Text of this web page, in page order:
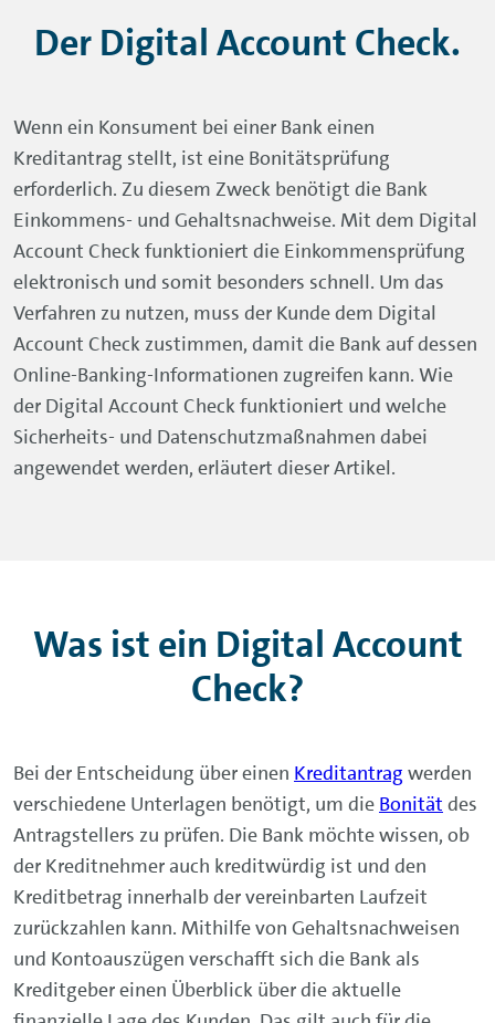
Der Digital Account Check.
Wenn ein Konsument bei einer Bank einen
Kreditantrag stellt, ist eine Bonitätsprüfung
erforderlich. Zu diesem Zweck benötigt die Bank
Einkommens- und Gehaltsnachweise. Mit dem Digital
Account Check funktioniert die Einkommensprüfung
elektronisch und somit besonders schnell. Um das
Verfahren zu nutzen, muss der Kunde dem Digital
Account Check zustimmen, damit die Bank auf dessen
Online-Banking-Informationen zugreifen kann. Wie
der Digital Account Check funktioniert und welche
Sicherheits- und Datenschutzmaßnahmen dabei
angewendet werden, erläutert dieser Artikel.
Was ist ein Digital Account
Check?
Bei der Entscheidung über einen Kreditantrag werden
verschiedene Unterlagen benötigt, um die Bonität des
Antragstellers zu prüfen. Die Bank möchte wissen, ob
der Kreditnehmer auch kreditwürdig ist und den
Kreditbetrag innerhalb der vereinbarten Laufzeit
zurückzahlen kann. Mithilfe von Gehaltsnachweisen
und Kontoauszügen verschafft sich die Bank als
Kreditgeber einen Überblick über die aktuelle